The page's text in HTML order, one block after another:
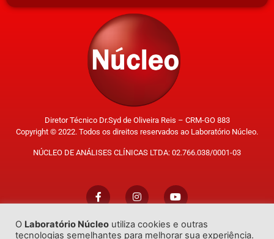
Diretor Técnico Dr.Syd de Oliveira Reis – CRM-GO 883
Copyright © 2022. Todos os direitos reservados ao Laboratório Núcleo.
NÚCLEO DE ANÁLISES CLÍNICAS LTDA: 02.766.038/0001-03
Trabalhe Conosco
O Laboratório Núcleo utiliza cookies e outras
tecnologias semelhantes para melhorar sua experiência.